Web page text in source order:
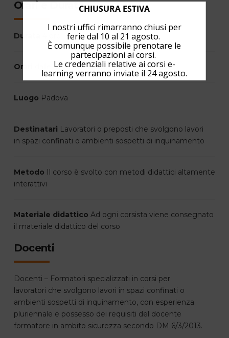
Orari e Durata
Durata
Orari dalle 13:30 alle 17:30
Luogo Padova
Destinatari Lavoratori o preposti che svolgono lavori
in spazi confinati o ambienti sospetti di inquinamento
Metodo Il corso è svolto con metodi didattici altamente
interattivi
Materiale didattico Ad ogni corsista viene consegnato
il materiale didattico del corso
Docenti
Docenti – Formatori specializzati in corsi per
lavoratori che svolgono lavori in spazi confinati o
ambienti sospetti di inquinamento, con esperienza
pluriennale e possesso dei requisiti del docente
formatore in ambito sicurezza secondo DM 6/3/2013.
CHIUSURA ESTIVA
I nostri uffici rimarranno chiusi per
ferie dal 10 al 21 agosto.
È comunque possibile prenotare le
partecipazioni ai corsi.
Le credenziali relative ai corsi e-
learning verranno inviate il 24 agosto.